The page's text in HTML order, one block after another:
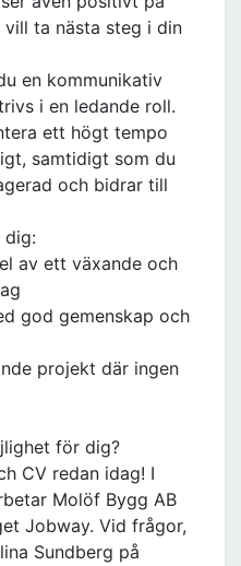
ta nästa steg i din
en kommunikativ
i en ledande roll.
ett högt tempo
samtidigt som du
och bidrar till
dig:
av ett växande och
god gemenskap och
projekt där ingen
för dig?
CV redan idag! I
Molöf Bygg AB
Jobway. Vid frågor,
Sundberg på